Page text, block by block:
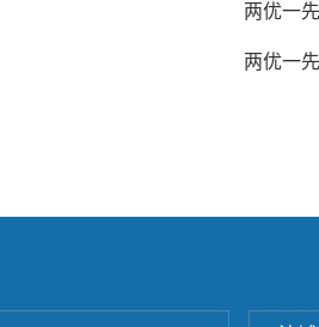
两优一
两优一